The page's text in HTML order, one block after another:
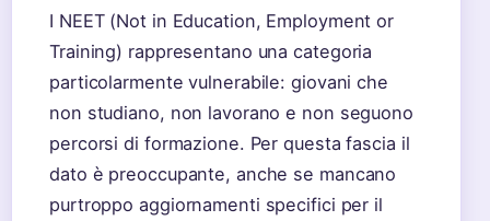
I NEET (Not in Education, Employment or
Training) rappresentano una categoria
particolarmente vulnerabile: giovani che
non studiano, non lavorano e non seguono
percorsi di formazione. Per questa fascia il
dato è preoccupante, anche se mancano
purtroppo aggiornamenti specifici per il